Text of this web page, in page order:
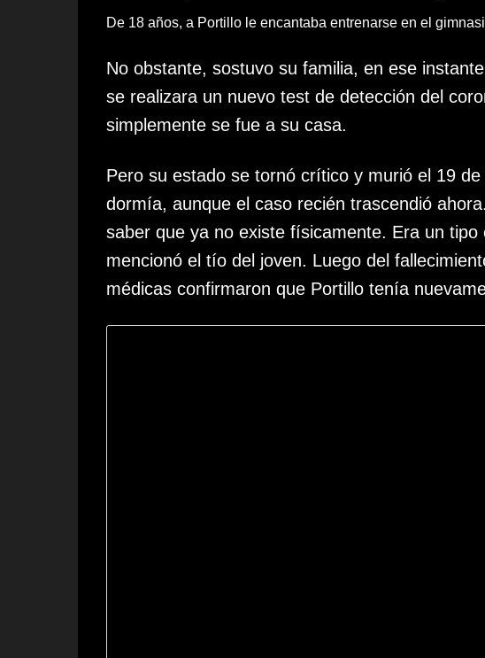
De 18 años, a Portillo le encantaba entrenarse en el
No obstante, sostuvo su familia, en ese
se realizara un nuevo test de detección del
simplemente se fue a su casa.
Pero su estado se tornó crítico y murió el 19
dormía, aunque el caso recién trascendió
saber que ya no existe físicamente. Era un tipo
mencionó el tío del joven. Luego del
médicas confirmaron que Portillo tenía